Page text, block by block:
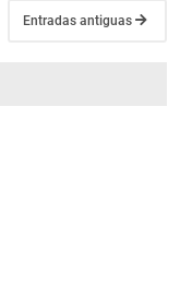
Entradas antiguas